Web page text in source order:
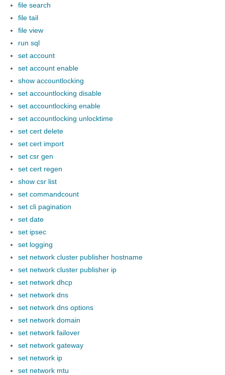
file search
file tail
file view
run sql
set account
set account enable
show accountlocking
set accountlocking disable
set accountlocking enable
set accountlocking unlocktime
set cert delete
set cert import
set csr gen
set cert regen
show csr list
set commandcount
set cli pagination
set date
set ipsec
set logging
set network cluster publisher hostname
set network cluster publisher ip
set network dhcp
set network dns
set network dns options
set network domain
set network failover
set network gateway
set network ip
set network mtu